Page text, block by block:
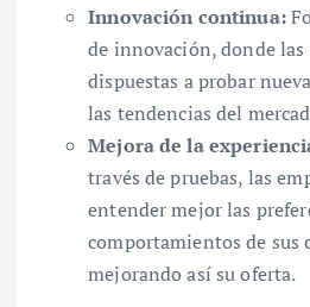
Innovación continua:
de innovación, donde las
dispuestas a probar
las tendencias del
Mejora de la
través de pruebas, las
entender mejor las
comportamientos de sus
mejorando así su oferta.